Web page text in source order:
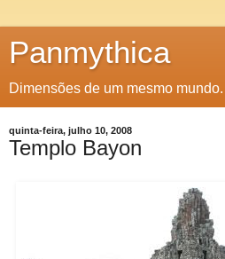
Panmythica
Dimensões de um mesmo mundo.
quinta-feira, julho 10, 2008
Templo Bayon